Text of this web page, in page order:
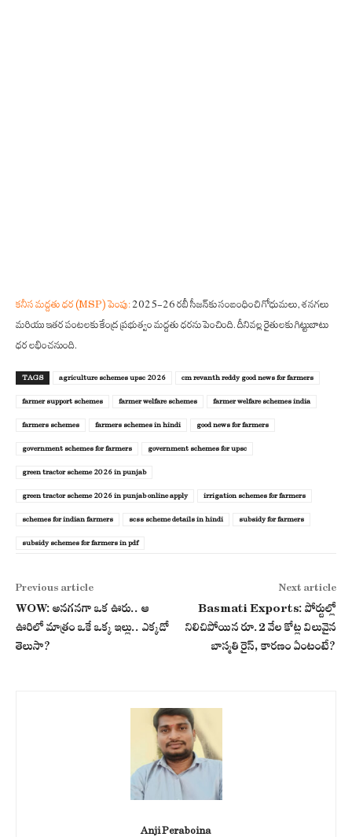
కనీస మద్దతు ధర (MSP) పెంపు:2025-26 రబీ సీజన్‌కు సంబంధించి గోధుమలు, శనగలు
మరియు ఇతర పంటలకు కేంద్ర ప్రభుత్వం మద్దతు ధరను పెంచింది. దీనివల్ల రైతులకు గిట్టుబాటు
ధర లభించనుంది.
TAGS agriculture schemes upsc 2026 cm revanth reddy good news for farmers
farmer support schemes farmer welfare schemes farmer welfare schemes india
farmers schemes farmers schemes in hindi good news for farmers
government schemes for farmers government schemes for upsc
green tractor scheme 2026 in punjab
green tractor scheme 2026 in punjab online apply irrigation schemes for farmers
schemes for indian farmers scss scheme details in hindi subsidy for farmers
subsidy schemes for farmers in pdf
Previous article
WOW: అనగనగా ఒక ఊరు.. ఆ
ఊరిలో మాత్రం ఒకే ఒక్క ఇల్లు.. ఎక్కడో
తెలుసా?
Next article
Basmati Exports: పోర్టుల్లో
నిలిచిపోయిన రూ.2 వేల కోట్ల విలువైన
బాస్మతి రైస్, కారణం ఏంటంటే?
Anji Peraboina